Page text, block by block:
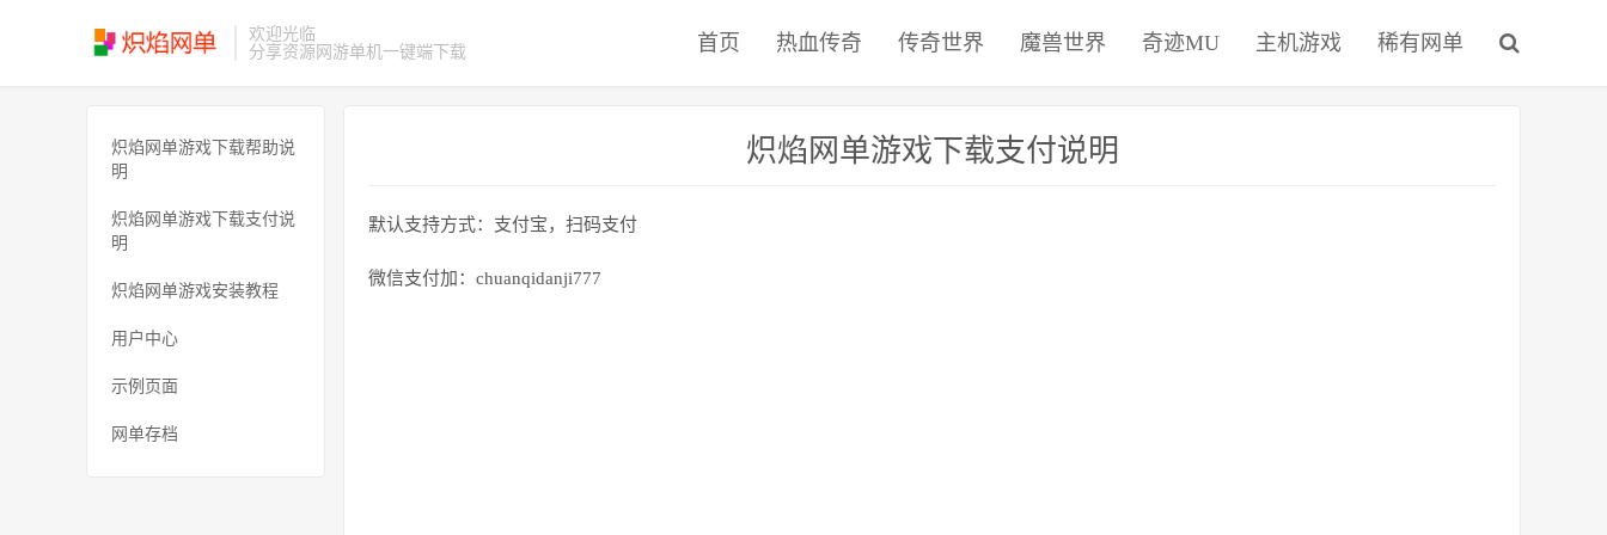
欢迎光临
分享资源网游单机一键端下载
首页 热血传奇 传奇世界 魔兽世界 奇迹MU 主机游戏 稀有网单
炽焰网单游戏下载帮助说
明
炽焰网单游戏下载支付说
明
炽焰网单游戏安装教程
用户中心
示例页面
网单存档
炽焰网单游戏下载支付说明
默认支持方式：支付宝，扫码支付
微信支付加：chuanqidanji777